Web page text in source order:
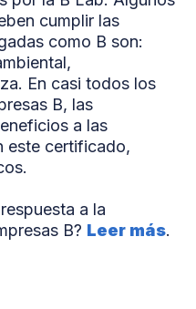
cumplir las
como B son:
En casi todos los
B, las
a las
este certificado,
a la
B? Leer más.